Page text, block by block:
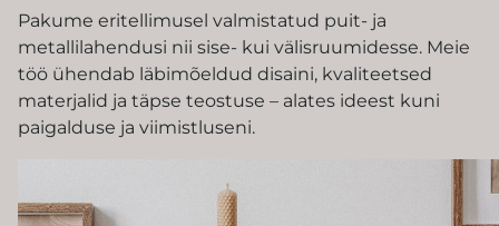
Pakume eritellimusel valmistatud puit- ja
metallilahendusi nii sise- kui välisruumidesse. Meie
töö ühendab läbimõeldud disaini, kvaliteetsed
materjalid ja täpse teostuse – alates ideest kuni
paigalduse ja viimistluseni.